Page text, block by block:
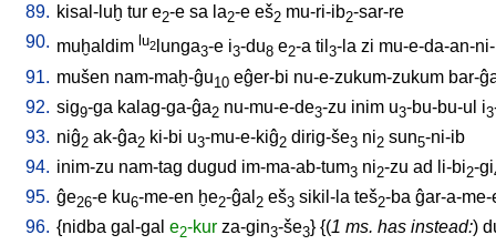
89. kisal-luḫ tur e2-e sa la2-e eš2 mu-ri-ib2-sar-re
90. muḫaldim lu2 lunga3-e i3-du8 e2-a til 3-la zi mu-e-da-an-
91. mušen nam-maḫ-ĝu10 eĝer-bi nu-e-zukum-zukum bar-
92. sig9-ga kalag-ga-ĝa2 nu-mu-e-de3-zu inim u3-bu-bu-ul i3
93. niĝ2 ak-ĝa2 ki-bi u3-mu-e-kiĝ2 dirig-še3 ni2 sun5-ni-ib
94. inim-zu nam-tag dugud im-ma-ab-tum3 ni2-zu ad li-bi2-gi
95. ĝe26-e ku6-me-en ḫe2-ĝal 2 eš3 sikil-la teš2-ba ĝar-a-me-
96. {nidba gal-gal e2-kur za-gin3-še3} {(1 ms. has instead:)